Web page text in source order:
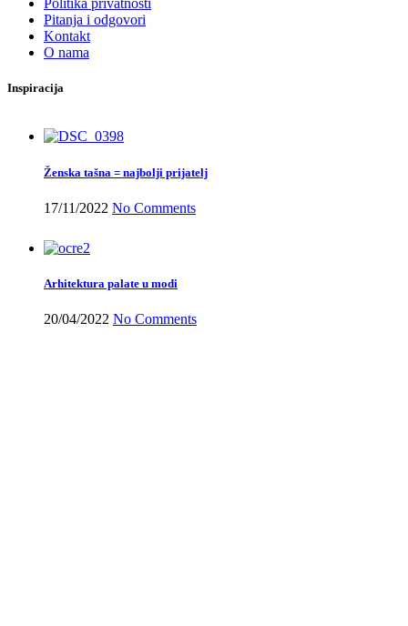
Politika privatnosti
Pitanja i odgovori
Kontakt
O nama
Inspiracija
Ženska tašna = najbolji prijatelj
17/11/2022 No Comments
Arhitektura palate u modi
20/04/2022 No Comments